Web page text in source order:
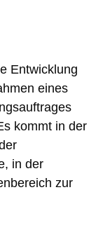
Entwicklung
eines
kommt in der
in der
zur